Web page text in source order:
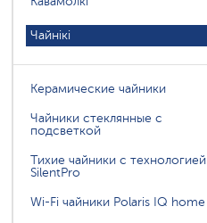
Чайнікі
Керамические чайники
Чайники стеклянные с
подсветкой
Тихие чайники с технологией
SilentPro
Wi-Fi чайники Polaris IQ home